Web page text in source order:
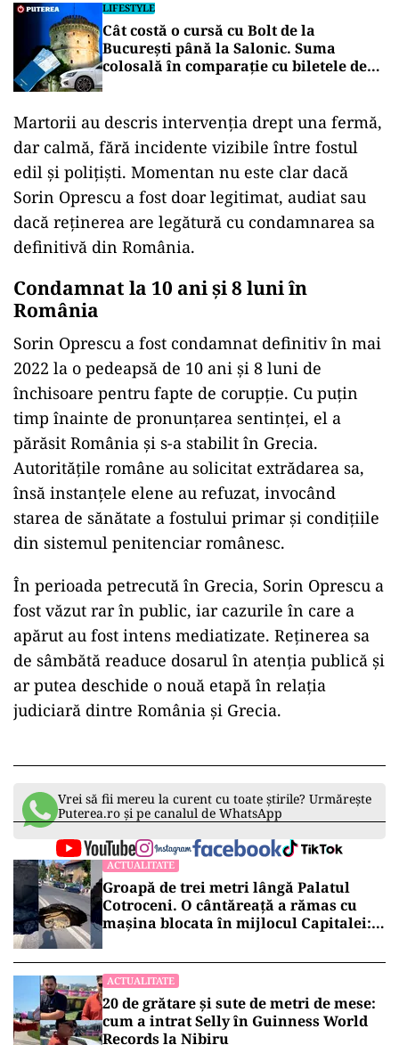
LIFESTYLE
Cât costă o cursă cu Bolt de la
București până la Salonic. Suma
colosală în comparație cu biletele de
Martorii au descris intervenția drept una fermă,
dar calmă, fără incidente vizibile între fostul
edil și polițiști. Momentan nu este clar dacă
Sorin Oprescu a fost doar legitimat, audiat sau
dacă reținerea are legătură cu condamnarea sa
definitivă din România.
Condamnat la 10 ani și 8 luni în
România
Sorin Oprescu a fost condamnat definitiv în mai
2022 la o pedeapsă de 10 ani și 8 luni de
închisoare pentru fapte de corupție. Cu puțin
timp înainte de pronunțarea sentinței, el a
părăsit România și s-a stabilit în Grecia.
Autoritățile române au solicitat extrădarea sa,
însă instanțele elene au refuzat, invocând
starea de sănătate a fostului primar și condițiile
din sistemul penitenciar românesc.
În perioada petrecută în Grecia, Sorin Oprescu a
fost văzut rar în public, iar cazurile în care a
apărut au fost intens mediatizate. Reținerea sa
de sâmbătă readuce dosarul în atenția publică și
ar putea deschide o nouă etapă în relația
judiciară dintre România și Grecia.
Vrei să fii mereu la curent cu toate știrile? Urmărește
Puterea.ro și pe canalul de WhatsApp
ACTUALITATE
Groapă de trei metri lângă Palatul
Cotroceni. O cântăreață a rămas cu
mașina blocata în mijlocul Capitalei:
ACTUALITATE
20 de grătare și sute de metri de mese:
cum a intrat Selly în Guinness World
Records la Nibiru